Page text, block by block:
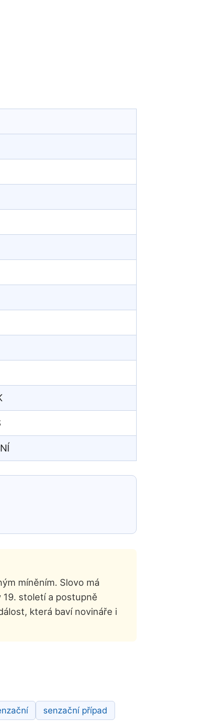
míněním. Slovo má
19. století a postupně
která baví novináře i
senzační případ